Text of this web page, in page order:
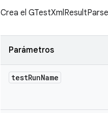
Crea el
Parámetros
testRunName